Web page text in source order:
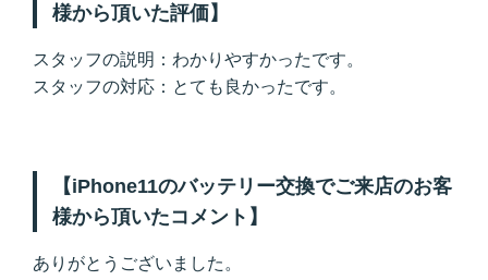
様から頂いた評価】
スタッフの説明：わかりやすかったです。
スタッフの対応：とても良かったです。
【iPhone11のバッテリー交換でご来店のお客
様から頂いたコメント】
ありがとうございました。